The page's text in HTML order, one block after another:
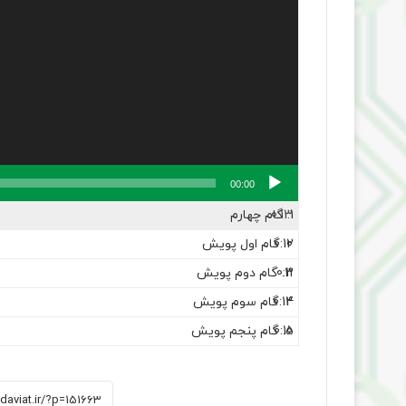
00:00
1. گام چهارم0:13
2. گام اول پویش0:10
3. گام دوم پویش0:11
4. گام سوم پویش0:12
5. گام پنجم پویش0:10